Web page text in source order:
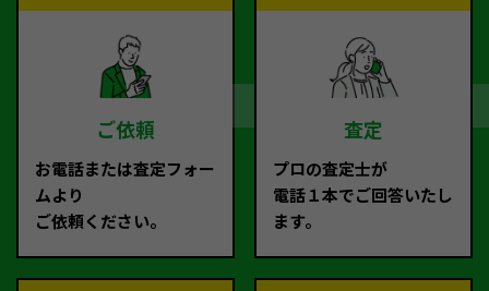
ご依頼
お電話または査定フォー
ムより
ご依頼ください。
査定
プロの査定士が
電話１本でご回答いたし
ます。